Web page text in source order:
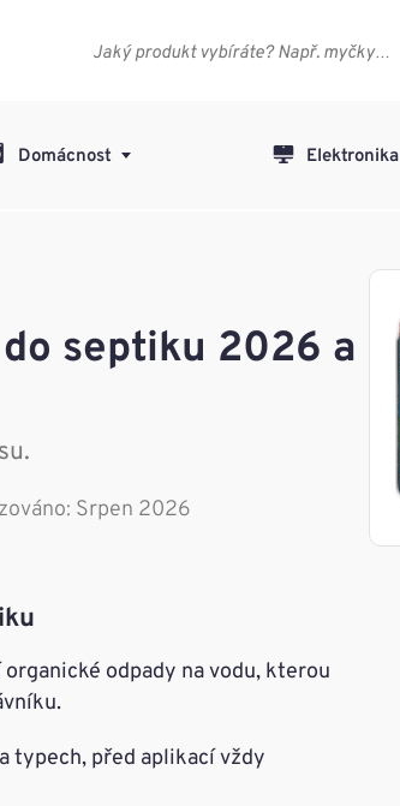
Domácnost Elektronika
septiku 2026 a
Srpen 2026
odpady na vodu, kterou
typech, před aplikací vždy